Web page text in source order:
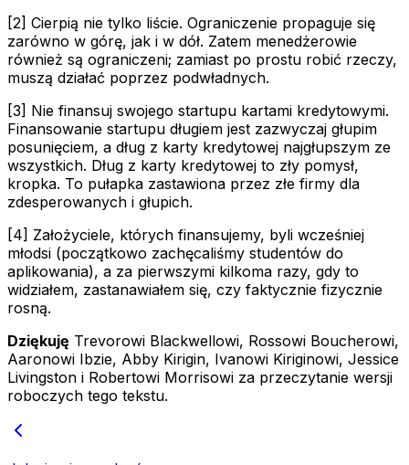
[2] Cierpią nie tylko liście. Ograniczenie propaguje się
zarówno w górę, jak i w dół. Zatem menedżerowie
również są ograniczeni; zamiast po prostu robić rzeczy,
muszą działać poprzez podwładnych.
[3] Nie finansuj swojego startupu kartami kredytowymi.
Finansowanie startupu długiem jest zazwyczaj głupim
posunięciem, a dług z karty kredytowej najgłupszym ze
wszystkich. Dług z karty kredytowej to zły pomysł,
kropka. To pułapka zastawiona przez złe firmy dla
zdesperowanych i głupich.
[4] Założyciele, których finansujemy, byli wcześniej
młodsi (początkowo zachęcaliśmy studentów do
aplikowania), a za pierwszymi kilkoma razy, gdy to
widziałem, zastanawiałem się, czy faktycznie fizycznie
rosną.
Dziękuję Trevorowi Blackwellowi, Rossowi Boucherowi,
Aaronowi Ibzie, Abby Kirigin, Ivanowi Kiriginowi, Jessice
Livingston i Robertowi Morrisowi za przeczytanie wersji
roboczych tego tekstu.